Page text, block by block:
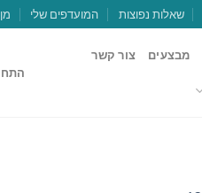
שאלות נפוצות המועדפים שלי
מבצעים צור קשר